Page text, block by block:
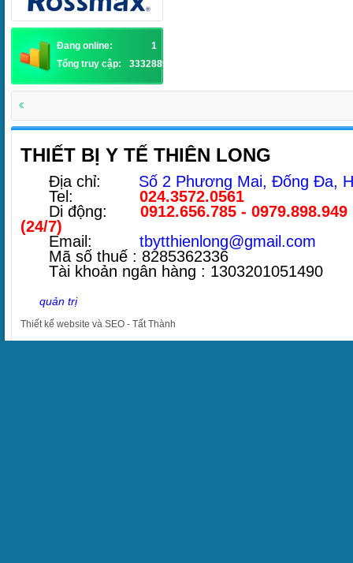
Đang online:
1
Tổng truy cập:
3332889
THIẾT BỊ Y TẾ THIÊN LONG
Địa chỉ: Số 2 Phương Mai, Đống Đa,
Tel: 024.3572.0561
Di động: 0912.656.785 - 0979.898.949
(24/7)
Email: tbytthienlong@gmail.com
Mã số thuế : 8285362336
Tài khoản ngân hàng : 1303201051490
quản trị
Thiết kế website và SEO - Tất Thành